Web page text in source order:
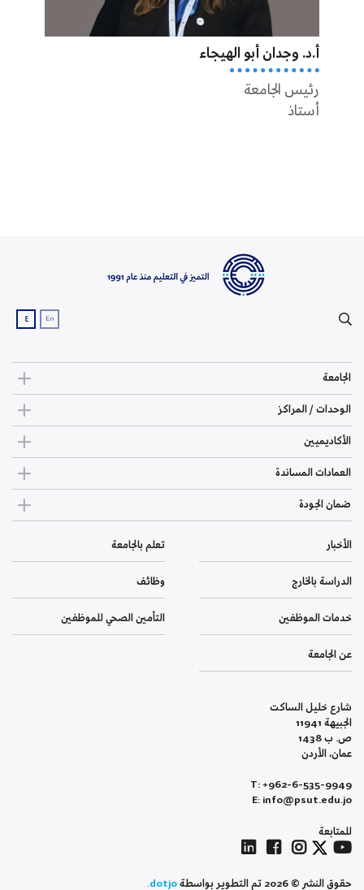
أ.د. وجدان أبو الهيجاء
رئيس الجامعة
أستاذ
En ع
الجامعة
الوحدات / المراكز
الأكاديميين
العمادات المساندة
ضمان الجودة
الأخبار تعلم بالجامعة
الدراسة بالخارج وظائف
خدمات الموظفين التأمين الصحي للموظفين
عن الجامعة
شارع خليل الساكت
الجبيهة 11941
ص. ب 1438
عمان، الأردن
T: +962-6-535-9949
E: info@psut.edu.jo
للمتابعة
حقوق النشر © 2026 تم التطوير بواسطة dotjo.